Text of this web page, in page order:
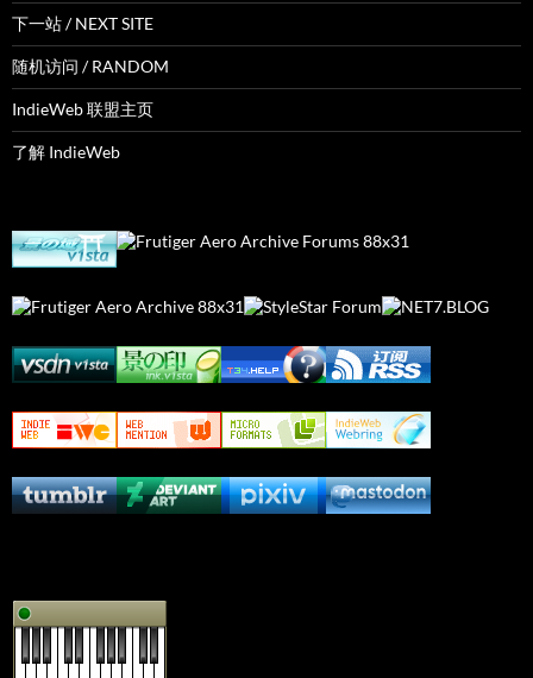
下一站 / NEXT SITE
随机访问 / RANDOM
IndieWeb 联盟主页
了解 IndieWeb